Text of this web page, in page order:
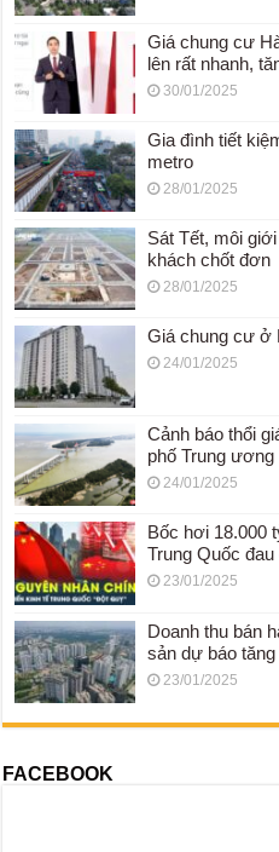
Giá chung cư
lên rất nhanh,
30/01/2025
Gia đình tiết
metro
28/01/2025
Sát Tết, môi
khách chốt đơn
28/01/2025
Giá chung cư ở
24/01/2025
Cảnh báo thổi
phố Trung ương
24/01/2025
Bốc hơi 18.000
Trung Quốc
23/01/2025
Doanh thu bán
sản dự báo
23/01/2025
FACEBOOK